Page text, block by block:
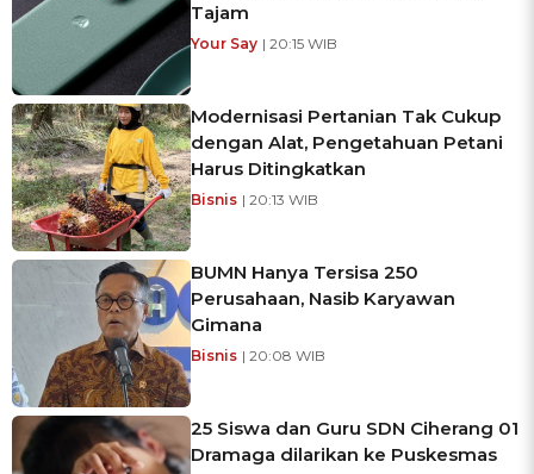
Tajam
Your Say | 20:15 WIB
Modernisasi Pertanian Tak Cukup
dengan Alat, Pengetahuan Petani
Harus Ditingkatkan
Bisnis | 20:13 WIB
BUMN Hanya Tersisa 250
Perusahaan, Nasib Karyawan
Gimana
Bisnis | 20:08 WIB
25 Siswa dan Guru SDN Ciherang 01
Dramaga dilarikan ke Puskesmas